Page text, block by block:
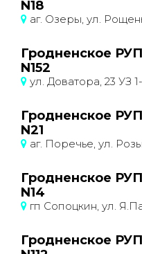
N18
аг. Озеры, ул.
Гродненское
N152
ул. Доватора, 23 УЗ
Гродненское
N21
аг. Поречье, ул.
Гродненское
N14
гп Сопоцкин, ул.
Гродненское